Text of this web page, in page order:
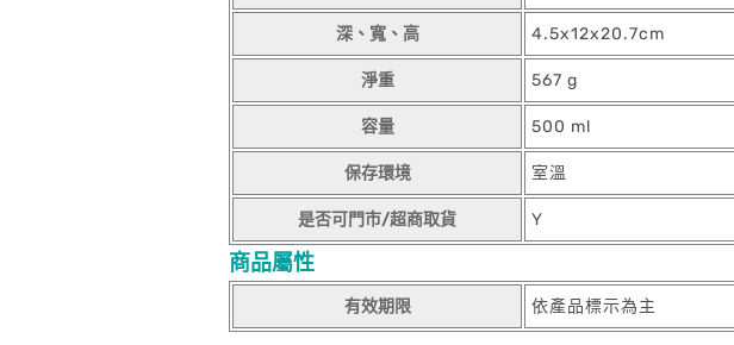
深、寬、高 4.5x12x20.7cm
淨重 567 g
容量 500 ml
保存環境 室溫
是否可門市/超商取貨 Y
商品屬性
有效期限 依產品標示為主